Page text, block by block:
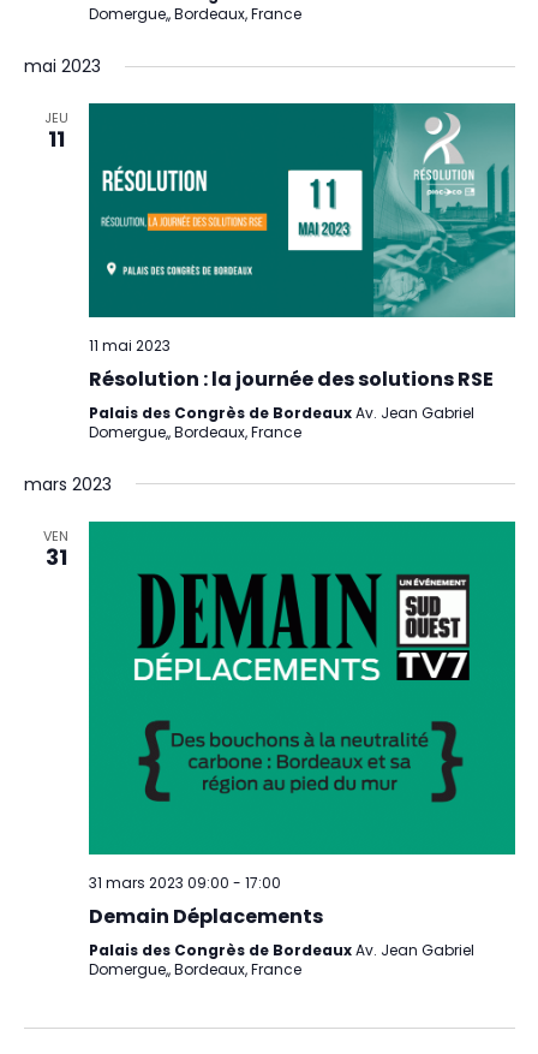
Domergue,, Bordeaux, France
mai 2023
JEU
11
11 mai 2023
Résolution : la journée des solutions RSE
Palais des Congrès de BordeauxAv. Jean Gabriel
Domergue,, Bordeaux, France
mars 2023
VEN
31
31 mars 2023 09:00 - 17:00
Demain Déplacements
Palais des Congrès de BordeauxAv. Jean Gabriel
Domergue,, Bordeaux, France